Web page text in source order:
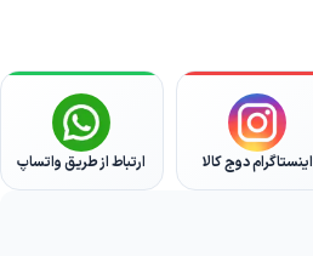
اینستاگرام دوج کالا ارتباط از طریق واتساپ